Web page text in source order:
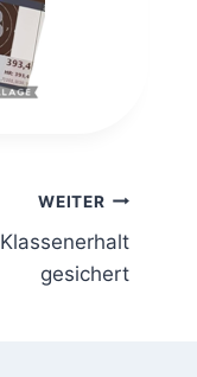
WEITER
Klassenerhalt
gesichert